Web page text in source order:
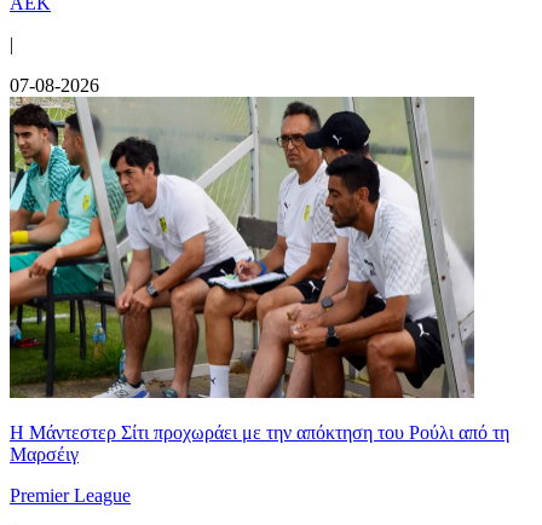
|
07-08-2026
Η Μάντεστερ Σίτι προχωράει με την απόκτηση του Ρούλι από τη
Μαρσέιγ
Premier League